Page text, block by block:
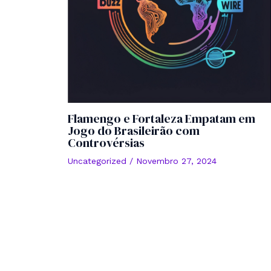
Flamengo e Fortaleza Empatam em
Jogo do Brasileirão com
Controvérsias
Uncategorized / Novembro 27, 2024